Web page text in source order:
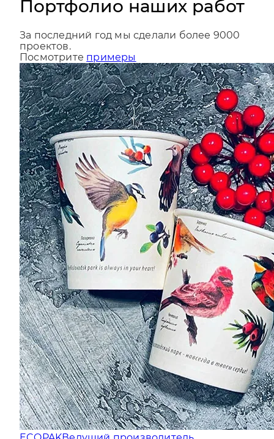
Портфолио наших работ
За последний год мы сделали более 9000
проектов.
Посмотритепримеры